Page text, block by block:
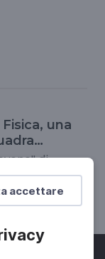
accettare
una
di